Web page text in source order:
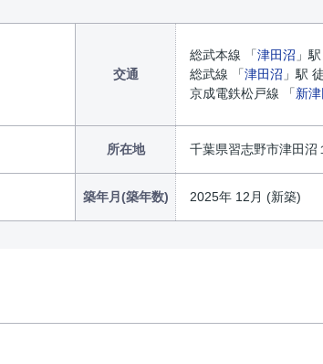
交通
総武本線 「津田沼 」
総武線 「津田沼 」駅
京成電鉄松戸線 「新
所在地 千葉県習志野市津田沼
築年月(築年数) 2025年 12月 (新築)